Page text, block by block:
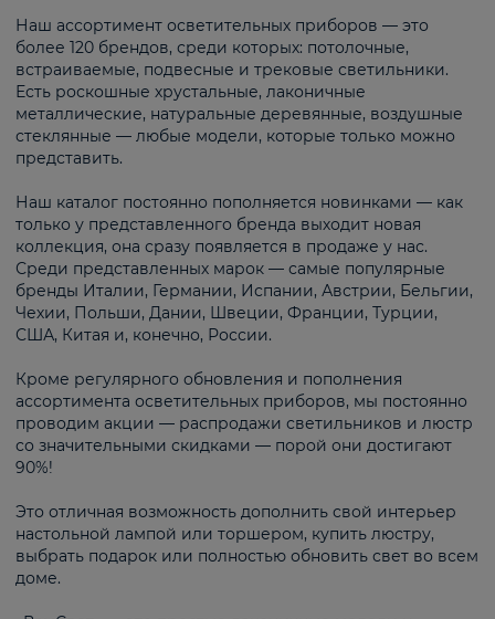
Наш ассортимент осветительных приборов — это
более 120 брендов, среди которых: потолочные,
встраиваемые, подвесные и трековые светильники.
Есть роскошные хрустальные, лаконичные
металлические, натуральные деревянные, воздушные
стеклянные — любые модели, которые только можно
представить.
Наш каталог постоянно пополняется новинками — как
только у представленного бренда выходит новая
коллекция, она сразу появляется в продаже у нас.
Среди представленных марок — самые популярные
бренды Италии, Германии, Испании, Австрии, Бельгии,
Чехии, Польши, Дании, Швеции, Франции, Турции,
США, Китая и, конечно, России.
Кроме регулярного обновления и пополнения
ассортимента осветительных приборов, мы постоянно
проводим акции — распродажи светильников и люстр
со значительными скидками — порой они достигают
90%!
Это отличная возможность дополнить свой интерьер
настольной лампой или торшером, купить люстру,
выбрать подарок или полностью обновить свет во всем
доме.